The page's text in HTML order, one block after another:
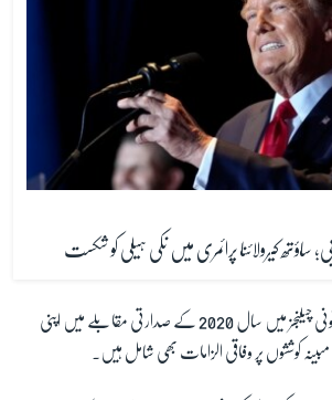
ساؤتھ کیرولائنا پرائمری میں نکی ہیلی کو شکست
خیال رہے کہ ٹرمپ کے قانونی چیلنجز میں سال 2020 کے صدارتی مقابلے میں اپنی
کوششوں پر وفاقی الزامات بھی شامل ہیں۔